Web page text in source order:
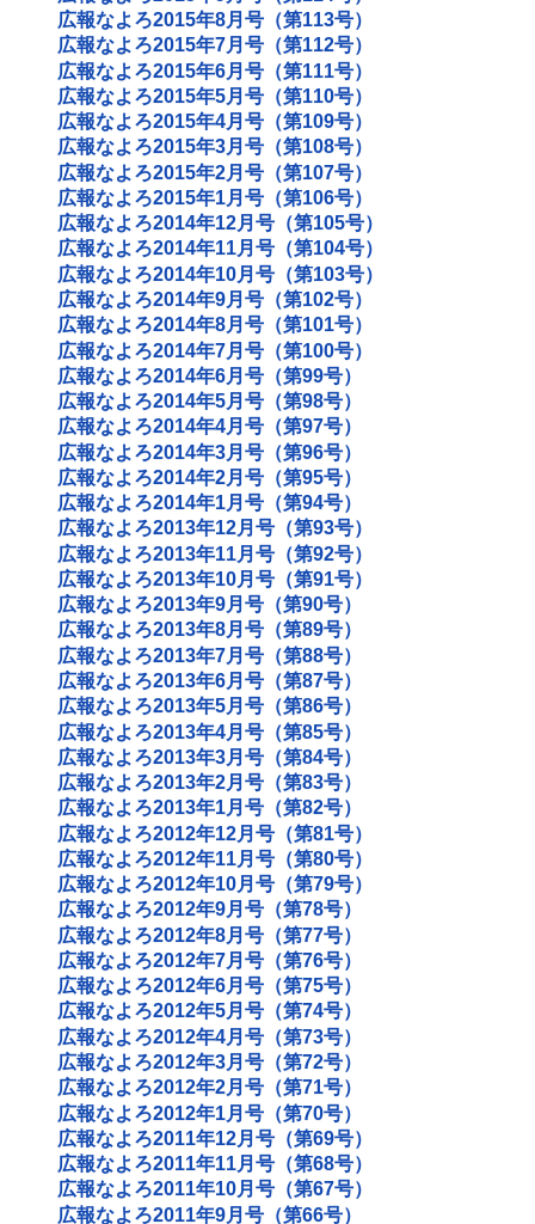
広報なよろ2015年8月号（第113号）
広報なよろ2015年7月号（第112号）
広報なよろ2015年6月号（第111号）
広報なよろ2015年5月号（第110号）
広報なよろ2015年4月号（第109号）
広報なよろ2015年3月号（第108号）
広報なよろ2015年2月号（第107号）
広報なよろ2015年1月号（第106号）
広報なよろ2014年12月号（第105号）
広報なよろ2014年11月号（第104号）
広報なよろ2014年10月号（第103号）
広報なよろ2014年9月号（第102号）
広報なよろ2014年8月号（第101号）
広報なよろ2014年7月号（第100号）
広報なよろ2014年6月号（第99号）
広報なよろ2014年5月号（第98号）
広報なよろ2014年4月号（第97号）
広報なよろ2014年3月号（第96号）
広報なよろ2014年2月号（第95号）
広報なよろ2014年1月号（第94号）
広報なよろ2013年12月号（第93号）
広報なよろ2013年11月号（第92号）
広報なよろ2013年10月号（第91号）
広報なよろ2013年9月号（第90号）
広報なよろ2013年8月号（第89号）
広報なよろ2013年7月号（第88号）
広報なよろ2013年6月号（第87号）
広報なよろ2013年5月号（第86号）
広報なよろ2013年4月号（第85号）
広報なよろ2013年3月号（第84号）
広報なよろ2013年2月号（第83号）
広報なよろ2013年1月号（第82号）
広報なよろ2012年12月号（第81号）
広報なよろ2012年11月号（第80号）
広報なよろ2012年10月号（第79号）
広報なよろ2012年9月号（第78号）
広報なよろ2012年8月号（第77号）
広報なよろ2012年7月号（第76号）
広報なよろ2012年6月号（第75号）
広報なよろ2012年5月号（第74号）
広報なよろ2012年4月号（第73号）
広報なよろ2012年3月号（第72号）
広報なよろ2012年2月号（第71号）
広報なよろ2012年1月号（第70号）
広報なよろ2011年12月号（第69号）
広報なよろ2011年11月号（第68号）
広報なよろ2011年10月号（第67号）
広報なよろ2011年9月号（第66号）